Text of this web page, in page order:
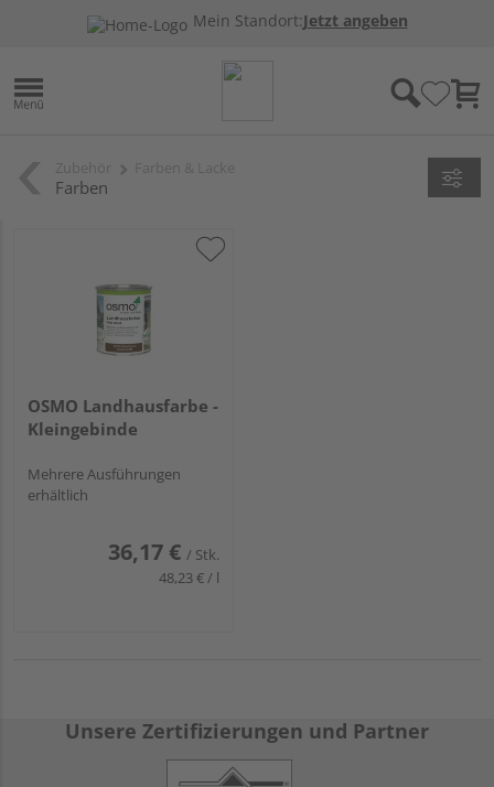
Mein Standort:Jetzt angeben
Farben
OSMO Landhausfarbe -
Kleingebinde
Mehrere Ausführungen
erhältlich
36,17 € / Stk.
48,23 € / l
Unsere Zertifizierungen und Partner